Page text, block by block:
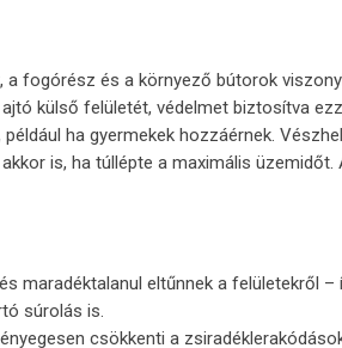
fogórész és a környező bútorok
külső felületét, védelmet biztosítva
ha gyermekek hozzáérnek.
is, ha túllépte a maximális üzemidőt.
maradéktalanul eltűnnek a felületekről –
súrolás is.
csökkenti a